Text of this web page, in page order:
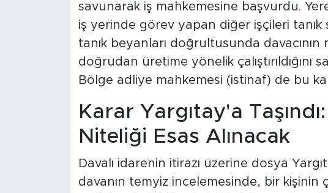
savunarak iş mahkemesine başvurdu.
iş yerinde görev yapan diğer işçileri tanık
tanık beyanları doğrultusunda
doğrudan üretime yönelik çalıştırıldığını
Bölge adliye mahkemesi (istinaf) de bu
Karar Yargıtay'a
Niteliği Esas Alınacak
Davalı idarenin itirazı üzerine dosya
davanın temyiz incelemesinde, bir kişinin